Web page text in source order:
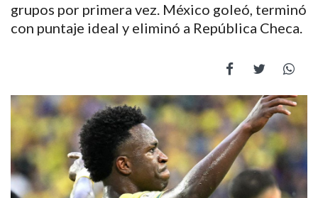
grupos por primera vez. México goleó, terminó
con puntaje ideal y eliminó a República Checa.